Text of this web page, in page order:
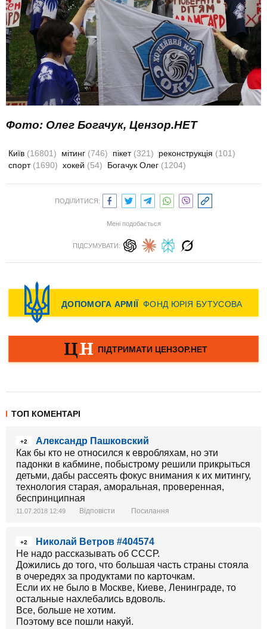
Фото: Олег Богачук, Цензор.НЕТ
Київ (16801) мітинг (746) пікет (321) реконструкція (101)
спорт (1690) хокей (54) Богачук Олег (1204)
ПОДІЛИТИСЯ:
Мені подобається
ПІДСУМУВАТИ:
ТОП КОМЕНТАРІ
+2
Александр Пашковский
Как бы кто не относился к евробляхам, но эти
падонки в кабмине, побыстрому решили прикрыться
детьми, дабы рассеять фокус внимания к их митингу,
технология старая, аморальная, проверенная,
беспринципная
11.07.2018 12:49 Відповісти Посилання
+2
Николай Ветров #404574
Не надо рассказывать об СССР.
Дожились до того, что большая часть страны стояла
в очередях за продуктами по карточкам.
Если их не было в Москве, Киеве, Ленинграде, то
остальные нахлебались вдоволь.
Все, больше не хотим.
Поэтому все пошли накуй.